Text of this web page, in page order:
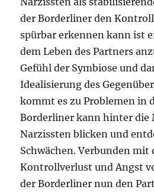
der Borderliner den
spürbar erkennen kann ist
dem Leben des Partners
Gefühl der Symbiose und
Idealisierung des
kommt es zu Problemen in
Borderliner kann hinter die
Narzissten blicken und
Schwächen. Verbunden mit
Kontrollverlust und Angst
der Borderliner nun den